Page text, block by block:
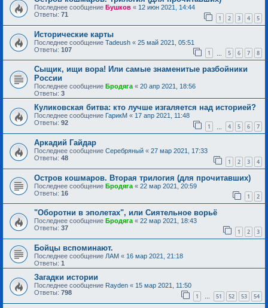
Последнее сообщение Бушков « 12 июн 2021, 14:44
Ответы: 71 1 2 3 4 5
Исторические карты
Последнее сообщение Tadeush « 25 май 2021, 05:51
Ответы: 107 1 5 6 7 8
Сыщик, ищи вора! Или самые знаменитые разбойники
России
Последнее сообщение Бродяга« 20 апр 2021, 18:56
Ответы: 3
Куликовская битва: кто лучше изгаляется над историей?
Последнее сообщение ГарикМ « 17 апр 2021, 11:48
Ответы: 92 1 4 5 6 7
Аркадий Гайдар
Последнее сообщение Серебряный « 27 мар 2021, 17:33
Ответы: 48 1 2 3 4
Остров кошмаров. Вторая трилогия (для прочитавших)
Последнее сообщение Бродяга « 22 мар 2021, 20:59
Ответы: 16 1 2
"Оборотни в эполетах", или Сиятельное ворьё
Последнее сообщение Бродяга « 22 мар 2021, 18:43
Ответы: 37 1 2 3
Бойцы вспоминают.
Последнее сообщение ЛАМ « 16 мар 2021, 21:18
Ответы: 1
Загадки истории
Последнее сообщение Rayden « 15 мар 2021, 11:50
Ответы: 798 1 … 51 52 53 54